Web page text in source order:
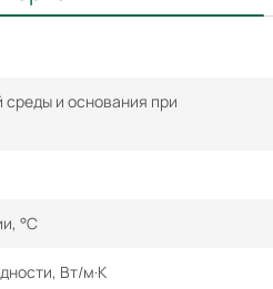
и основания при
°С
Вт/м·К